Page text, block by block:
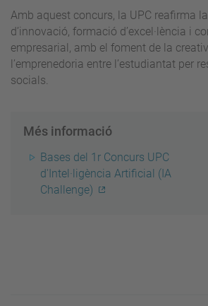
Amb aquest concurs, la UPC reafirma
d’innovació, formació d’excel·lència i
empresarial, amb el foment de la
l’emprenedoria entre l’estudiantat per
socials.
Més informació
Bases del 1r Concurs UPC
d'Intel·ligència Artificial (IA
Challenge)